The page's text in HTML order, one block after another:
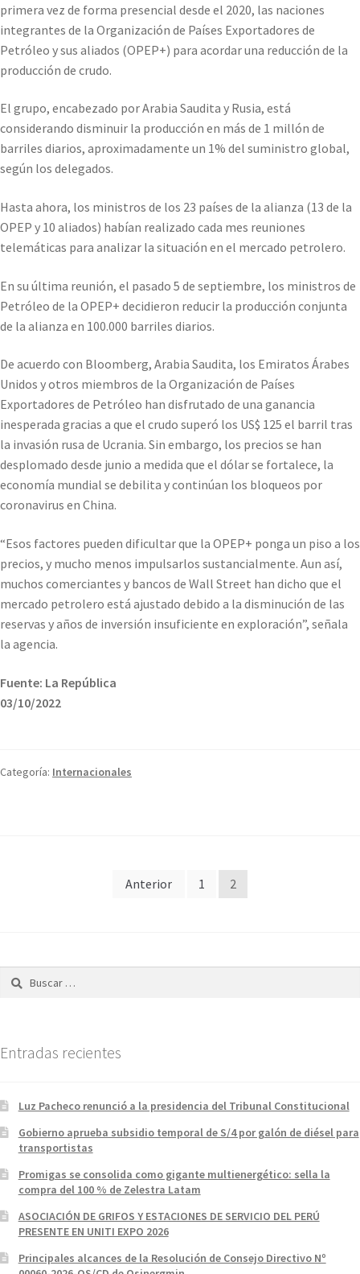
primera vez de forma presencial desde el 2020, las naciones
integrantes de la Organización de Países Exportadores de
Petróleo y sus aliados (OPEP+) para acordar una reducción de la
producción de crudo.
El grupo, encabezado por Arabia Saudita y Rusia, está
considerando disminuir la producción en más de 1 millón de
barriles diarios, aproximadamente un 1% del suministro global,
según los delegados.
Hasta ahora, los ministros de los 23 países de la alianza (13 de la
OPEP y 10 aliados) habían realizado cada mes reuniones
telemáticas para analizar la situación en el mercado petrolero.
En su última reunión, el pasado 5 de septiembre, los ministros de
Petróleo de la OPEP+ decidieron reducir la producción conjunta
de la alianza en 100.000 barriles diarios.
De acuerdo con Bloomberg, Arabia Saudita, los Emiratos Árabes
Unidos y otros miembros de la Organización de Países
Exportadores de Petróleo han disfrutado de una ganancia
inesperada gracias a que el crudo superó los US$ 125 el barril tras
la invasión rusa de Ucrania. Sin embargo, los precios se han
desplomado desde junio a medida que el dólar se fortalece, la
economía mundial se debilita y continúan los bloqueos por
coronavirus en China.
“Esos factores pueden dificultar que la OPEP+ ponga un piso a los
precios, y mucho menos impulsarlos sustancialmente. Aun así,
muchos comerciantes y bancos de Wall Street han dicho que el
mercado petrolero está ajustado debido a la disminución de las
reservas y años de inversión insuficiente en exploración”, señala
la agencia.
Fuente: La República
03/10/2022
Categoría: Internacionales
Anterior 1 2
Buscar:
Entradas recientes
Luz Pacheco renunció a la presidencia del Tribunal Constitucional
Gobierno aprueba subsidio temporal de S/4 por galón de diésel para
transportistas
Promigas se consolida como gigante multienergético: sella la
compra del 100 % de Zelestra Latam
ASOCIACIÓN DE GRIFOS Y ESTACIONES DE SERVICIO DEL PERÚ
PRESENTE EN UNITI EXPO 2026
Principales alcances de la Resolución de Consejo Directivo Nº